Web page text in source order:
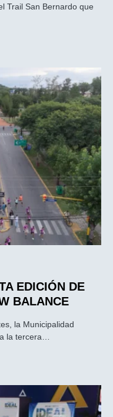
Trail San Bernardo que
EDICIÓN DE
BALANCE
la Municipalidad
la tercera…